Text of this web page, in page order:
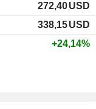
272,40USD
338,15USD
+24,14%